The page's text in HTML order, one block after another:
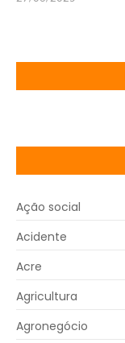
Ação social
Acidente
Acre
Agricultura
Agronegócio